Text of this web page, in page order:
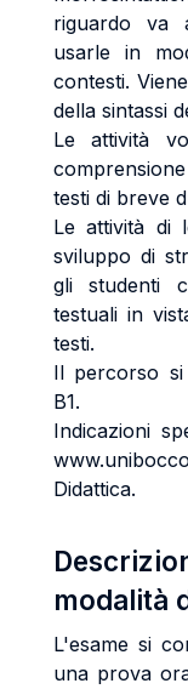
riguardo va
usarle in
contesti.
della sintassi
Le attività
testi di breve
Le attività di
sviluppo di
gli studenti
testuali in
testi.
Il percorso
B1.
Indicazioni
Didattica.
modalità
L'esame si
una prova